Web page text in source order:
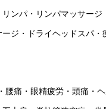
リンパ・リンパマッサージ
ジ・ドライヘッドスパ・
腰痛・眼精疲労・頭痛・